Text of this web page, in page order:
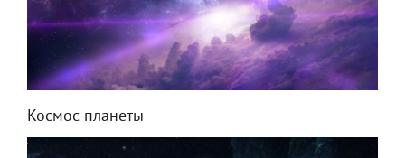
Космос планеты